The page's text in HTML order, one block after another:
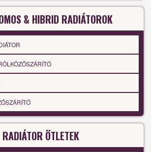
& HIBRID RADIÁTOROK
RADIÁTOR ÖTLETEK